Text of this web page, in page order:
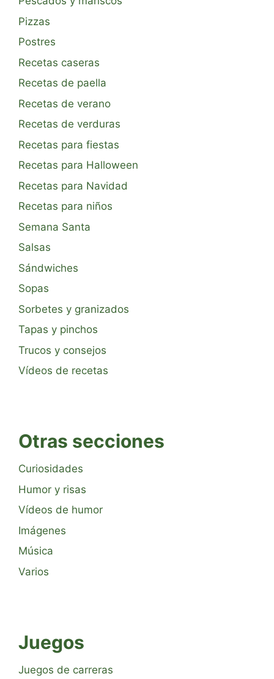
Pizzas
Postres
Recetas caseras
Recetas de paella
Recetas de verano
Recetas de verduras
Recetas para fiestas
Recetas para Halloween
Recetas para Navidad
Recetas para niños
Semana Santa
Salsas
Sándwiches
Sopas
Sorbetes y granizados
Tapas y pinchos
Trucos y consejos
Vídeos de recetas
Otras secciones
Curiosidades
Humor y risas
Vídeos de humor
Imágenes
Música
Varios
Juegos
Juegos de carreras